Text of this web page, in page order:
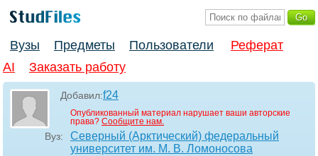
Вузы Предметы Пользователи
Реферат
AI
Заказать работу
Добавил:f24
Опубликованный материал нарушает ваши авторские
права? Сообщите нам.
Вуз:
Северный (Арктический) федеральный
университет им. М. В. Ломоносова